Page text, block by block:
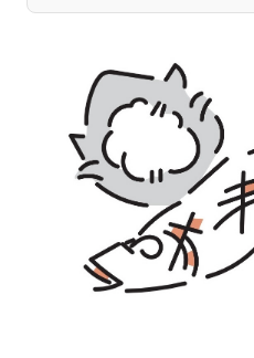
カテゴリから探す
特集コンテンツ
プレスリリース
MILCプロジェクト
Localist